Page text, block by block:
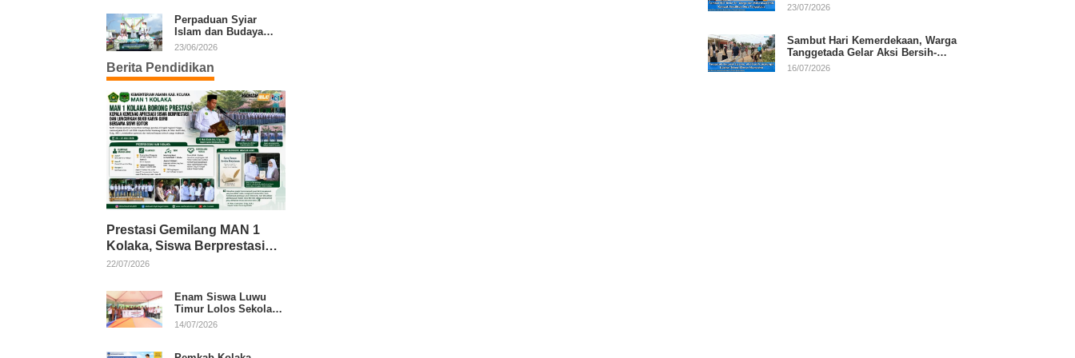
Perpaduan Syiar
Islam dan Budaya
Warnai Pawai Ta’aruf
23/06/2026
Berita Pendidikan
Prestasi Gemilang MAN 1
Kolaka, Siswa Berprestasi
dan Guru Berkarya Raih
22/07/2026
Enam Siswa Luwu
Timur Lolos Sekolah
Rakyat, Bupati: Jaga
14/07/2026
RI
23/07/2026
Sambut Hari Kemerdekaan, Warga
Tanggetada Gelar Aksi Bersih-
Bersih Desa
16/07/2026